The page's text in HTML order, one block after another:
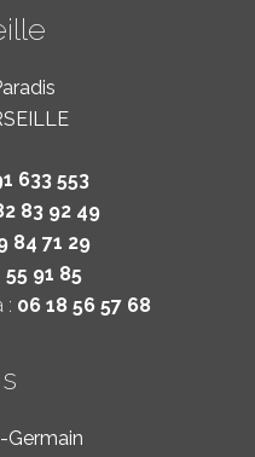
633 553
83 92 49
84 71 29
55 91 85
: 06 18 56 57 68
Germain